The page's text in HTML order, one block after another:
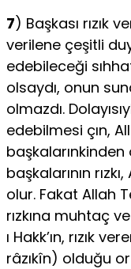
7) Başkası rızık
verilene çeşitli
edebileceği
olsaydı, onun
olmazdı.
edebilmesi çın,
başkalarının
olur. Fakat Allah
rızkına muhtaç
ı Hakk’ın, rızık
râzıkîn) olduğu